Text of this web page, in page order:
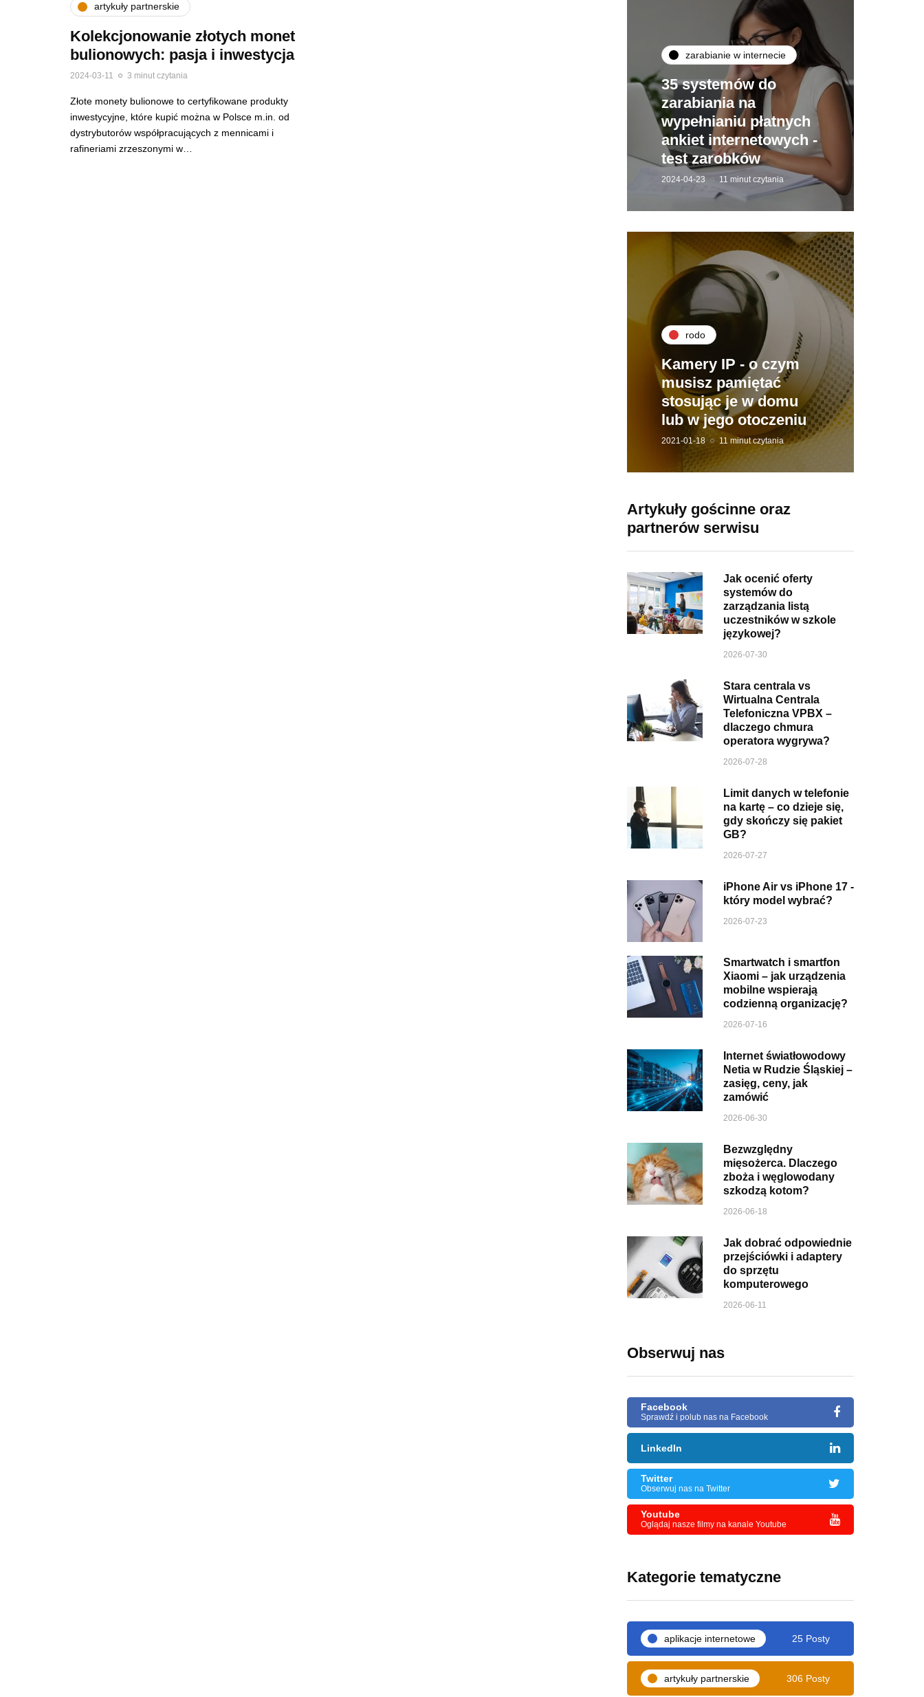
artykuły partnerskie
Kolekcjonowanie złotych monet
bulionowych: pasja i inwestycja
2024-03-11 3 minut czytania
Złote monety bulionowe to certyfikowane produkty
inwestycyjne, które kupić można w Polsce m.in. od
dystrybutorów współpracujących z mennicami i
rafineriami zrzeszonymi w…
zarabianie w internecie
35 systemów do
zarabiania na
wypełnianiu płatnych
ankiet internetowych -
test zarobków
2024-04-23 11 minut czytania
rodo
Kamery IP - o czym
musisz pamiętać
stosując je w domu
lub w jego otoczeniu
2021-01-18 11 minut czytania
Artykuły gościnne oraz
partnerów serwisu
Jak ocenić oferty
systemów do
zarządzania listą
uczestników w szkole
językowej?
2026-07-30
Stara centrala vs
Wirtualna Centrala
Telefoniczna VPBX –
dlaczego chmura
operatora wygrywa?
2026-07-28
Limit danych w telefonie
na kartę – co dzieje się,
gdy skończy się pakiet
GB?
2026-07-27
iPhone Air vs iPhone 17 -
który model wybrać?
2026-07-23
Smartwatch i smartfon
Xiaomi – jak urządzenia
mobilne wspierają
codzienną organizację?
2026-07-16
Internet światłowodowy
Netia w Rudzie Śląskiej –
zasięg, ceny, jak
zamówić
2026-06-30
Bezwzględny
mięsożerca. Dlaczego
zboża i węglowodany
szkodzą kotom?
2026-06-18
Jak dobrać odpowiednie
przejściówki i adaptery
do sprzętu
komputerowego
2026-06-11
Obserwuj nas
Facebook
Sprawdź i polub nas na Facebook
LinkedIn
Twitter
Obserwuj nas na Twitter
Youtube
Oglądaj nasze filmy na kanale Youtube
Kategorie tematyczne
aplikacje internetowe 25 Posty
artykuły partnerskie 306 Posty